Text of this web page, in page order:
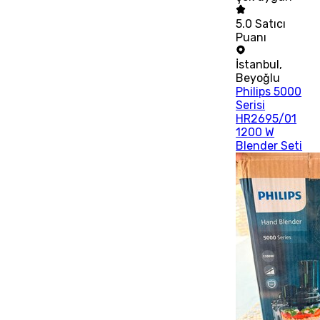
5.0 Satıcı
Puanı
İstanbul,
Beyoğlu
Philips 5000
Serisi
HR2695/01
1200 W
Blender Seti